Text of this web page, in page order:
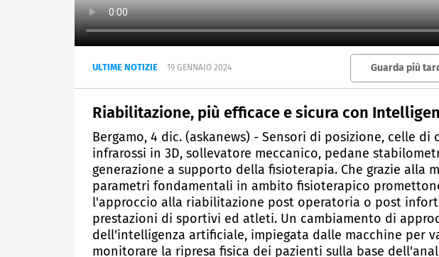
ULTIME NOTIZIE 19 GENNAIO 2024 Guarda più
Riabilitazione, più efficace e sicura con
Bergamo, 4 dic. (askanews) - Sensori di posizione, celle di
infrarossi in 3D, sollevatore meccanico, pedane
generazione a supporto della fisioterapia. Che grazie alla
parametri fondamentali in ambito fisioterapico
l'approccio alla riabilitazione post operatoria o post
prestazioni di sportivi ed atleti. Un cambiamento di
dell'intelligenza artificiale, impiegata dalle macchine per
monitorare la ripresa fisica dei pazienti sulla base